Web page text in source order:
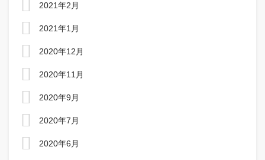
2021年2月
2021年1月
2020年12月
2020年11月
2020年9月
2020年7月
2020年6月